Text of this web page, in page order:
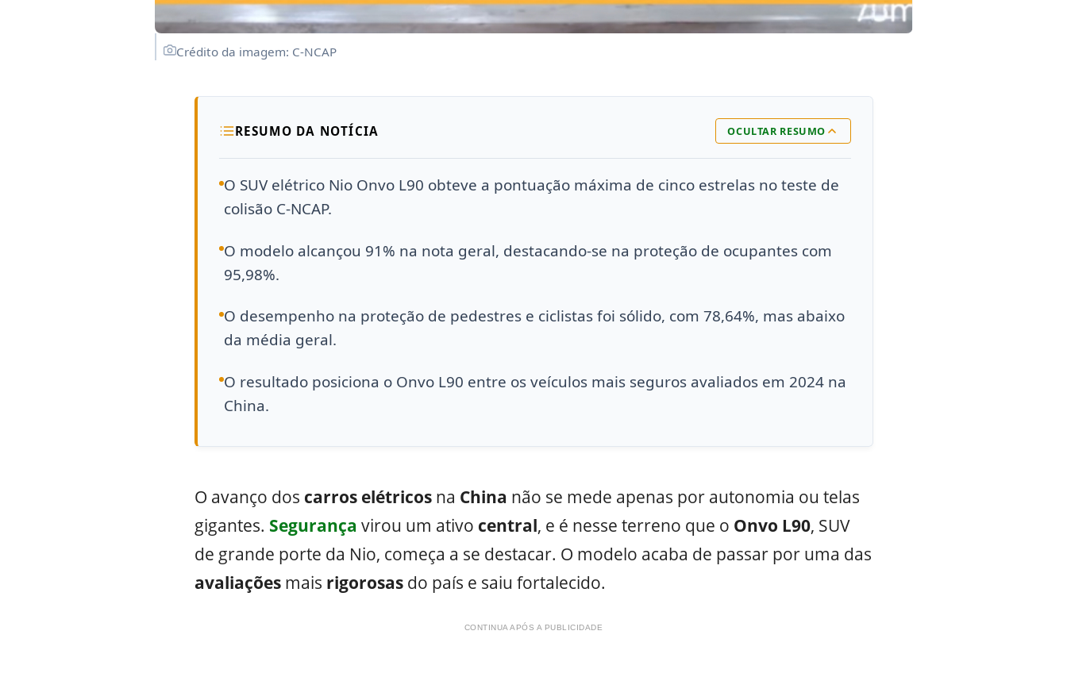
Crédito da imagem: C-NCAP
RESUMO DA NOTÍCIA OCULTAR RESUMO
O SUV elétrico Nio Onvo L90 obteve a pontuação máxima de cinco estrelas no teste de
colisão C-NCAP.
O modelo alcançou 91% na nota geral, destacando-se na proteção de ocupantes com
95,98%.
O desempenho na proteção de pedestres e ciclistas foi sólido, com 78,64%, mas abaixo
da média geral.
O resultado posiciona o Onvo L90 entre os veículos mais seguros avaliados em 2024 na
China.
O avanço dos carros elétricosna China não se mede apenas por autonomia ou telas
gigantes. Segurança virou um ativo central, e é nesse terreno que o Onvo L90, SUV
de grande porte da Nio, começa a se destacar. O modelo acaba de passar por uma das
avaliaçõesmais rigorosasdo país e saiu fortalecido.
CONTINUA APÓS A PUBLICIDADE